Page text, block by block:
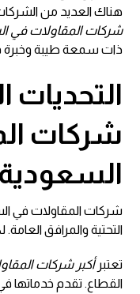
هناك العديد من
شركات المقاولات في
ذات سمعة طيبة وخبرة
التحديات
شركات
السعودية
شركات المقاولات في
التحتية والمرافق
تعتبرأكبر شركات
القطاع. تقدم خدماتها